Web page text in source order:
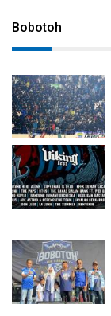
Bobotoh